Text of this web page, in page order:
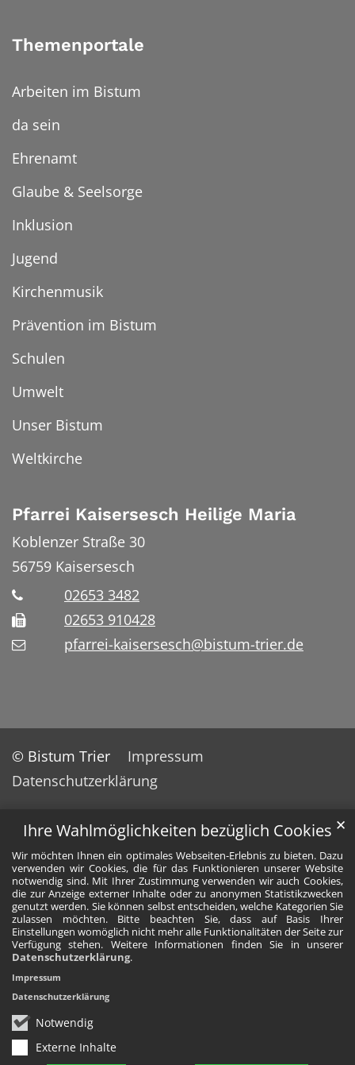
Ihre Wahlmöglichkeiten bezüglich Cookies
Wir möchten Ihnen ein optimales Webseiten-Erlebnis zu bieten. Dazu
verwenden wir Cookies, die für das Funktionieren unserer Website
notwendig sind. Mit Ihrer Zustimmung verwenden wir auch Cookies,
die zur Anzeige externer Inhalte oder zu anonymen Statistikzwecken
genutzt werden. Sie können selbst entscheiden, welche Kategorien Sie
zulassen möchten. Bitte beachten Sie, dass auf Basis Ihrer
Einstellungen womöglich nicht mehr alle Funktionalitäten der Seite zur
Verfügung stehen. Weitere Informationen finden Sie in unserer
Datenschutzerklärung.
Notwendig
Externe Inhalte
✕
Impressum
Datenschutzerklärung
Themenportale
Arbeiten im Bistum
da sein
Ehrenamt
Glaube & Seelsorge
Inklusion
Jugend
Kirchenmusik
Prävention im Bistum
Schulen
Umwelt
Unser Bistum
Weltkirche
Pfarrei Kaisersesch Heilige Maria
Koblenzer Straße 30
56759 Kaisersesch
02653 3482
02653 910428
pfarrei-kaisersesch@bistum-trier.de
© Bistum Trier
Impressum
Datenschutzerklärung